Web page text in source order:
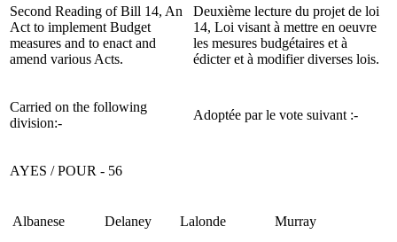
Second Reading of Bill 14, An
Act to implement Budget
measures and to enact and
amend various Acts.
Deuxième lecture du projet de loi
14, Loi visant à mettre en oeuvre
les mesures budgétaires et à
édicter et à modifier diverses lois.
Carried on the following
division:-
Adoptée par le vote suivant :-
AYES / POUR - 56
Albanese
Delaney
Lalonde
Murray